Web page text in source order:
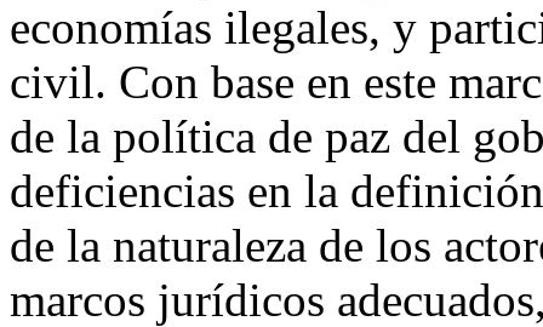
economías ilegales, y
civil. Con base en este
de la política de paz del
deficiencias en la
de la naturaleza de los
marcos jurídicos